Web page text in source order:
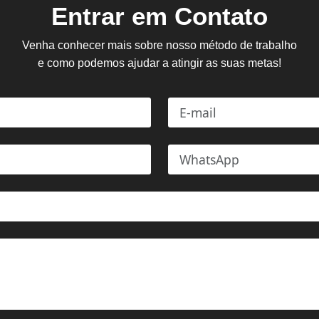
Entrar em Contato
Venha conhecer mais sobre nosso método de trabalho
e como podemos ajudar a atingir as suas metas!